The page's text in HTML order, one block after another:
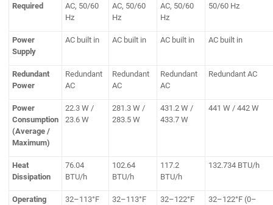
Required
AC, 50/60
Hz
AC, 50/60
Hz
AC, 50/60
Hz
50/60 Hz
Power
Supply
AC built in AC built in AC built in AC built in
Redundant
Power
Redundant
AC
Redundant
AC
Redundant
AC
Redundant AC
Power
Consumption
(Average /
Maximum)
22.3 W /
23.6 W
281.3 W /
283.5 W
431.2 W /
433.7 W
441 W / 442 W
Heat
Dissipation
76.04
BTU/h
102.64
BTU/h
117.2
BTU/h
132.734 BTU/h
Operating
32–113°F
32–113°F
32–122°F
32–122°F (0–